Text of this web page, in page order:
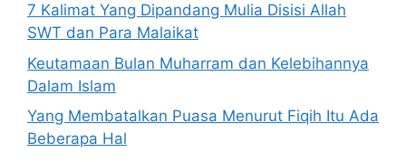
7 Kalimat Yang Dipandang Mulia Disisi Allah
SWT dan Para Malaikat
Keutamaan Bulan Muharram dan Kelebihannya
Dalam Islam
Yang Membatalkan Puasa Menurut Fiqih Itu Ada
Beberapa Hal